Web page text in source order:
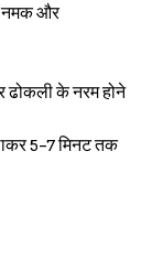
नमक और
ढोकली के नरम होने
5-7 मिनट तक